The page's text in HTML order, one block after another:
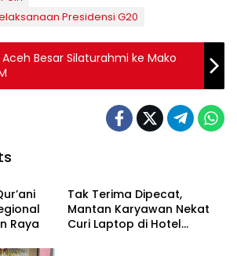
Presidensi G20
Aceh Besar Silaturahmi ke Mako
Raya
Tak Terima Dipecat,
Mantan Karyawan Nekat
Curi Laptop di Hotel
Berita